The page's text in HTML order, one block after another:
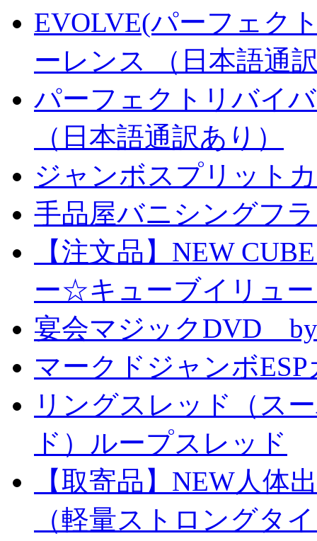
EVOLVE(パーフェク
ーレンス （日本語通
パーフェクトリバイ
（日本語通訳あり）
ジャンボスプリット
手品屋バニシングフ
【注文品】NEW
ー☆キューブイリュ
宴会マジックDVD
マークドジャンボ
リングスレッド（ス
ド）ループスレッド
【取寄品】NEW人体
（軽量ストロングタ